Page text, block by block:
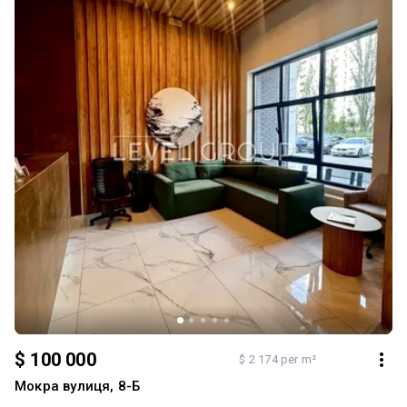
готова до заселення з першого дня. ⸻ 💎 Чому варто обрати
саме цю квартиру? Будинок розташований у зеленому районі
Києва поруч із парком. Чистий під’їзд, доглянутий двір та
приємне сусідство. У пішій доступності: • парк для прогулянок; •
школи та дитячі садки; • супермаркети, магазини та аптеки; •
кафе та кав’ярні; • зупинки громадського транспорту; • зручне
транспортне сполучення. ✨ Ідеальний варіант для власного
проживання або вигідної інвестиції. Вам не потрібно витрачати
час і кошти на ремонт — просто заїжджайте та насолоджуйтеся
новим житлом. ⸻ 📩 Перегляд — за попередньою
домовленістю. Телефонуйте або пишіть — із задоволенням
відповімо на всі запитання та організуємо перегляд у зручний
для вас час.
$ 100 000 $ 2 174 per m²
Мокра вулиця, 8-Б